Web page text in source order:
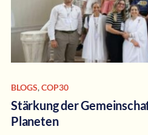
BLOGS,COP30
Stärkung der
Planeten